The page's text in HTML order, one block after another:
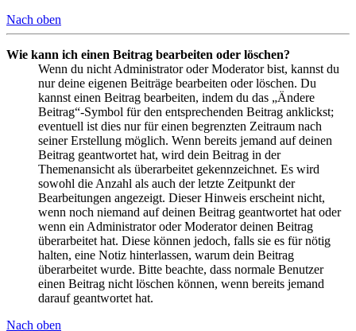
Nach oben
Wie kann ich einen Beitrag bearbeiten oder löschen?
Wenn du nicht Administrator oder Moderator bist, kannst du
nur deine eigenen Beiträge bearbeiten oder löschen. Du
kannst einen Beitrag bearbeiten, indem du das „Ändere
Beitrag“-Symbol für den entsprechenden Beitrag anklickst;
eventuell ist dies nur für einen begrenzten Zeitraum nach
seiner Erstellung möglich. Wenn bereits jemand auf deinen
Beitrag geantwortet hat, wird dein Beitrag in der
Themenansicht als überarbeitet gekennzeichnet. Es wird
sowohl die Anzahl als auch der letzte Zeitpunkt der
Bearbeitungen angezeigt. Dieser Hinweis erscheint nicht,
wenn noch niemand auf deinen Beitrag geantwortet hat oder
wenn ein Administrator oder Moderator deinen Beitrag
überarbeitet hat. Diese können jedoch, falls sie es für nötig
halten, eine Notiz hinterlassen, warum dein Beitrag
überarbeitet wurde. Bitte beachte, dass normale Benutzer
einen Beitrag nicht löschen können, wenn bereits jemand
darauf geantwortet hat.
Nach oben